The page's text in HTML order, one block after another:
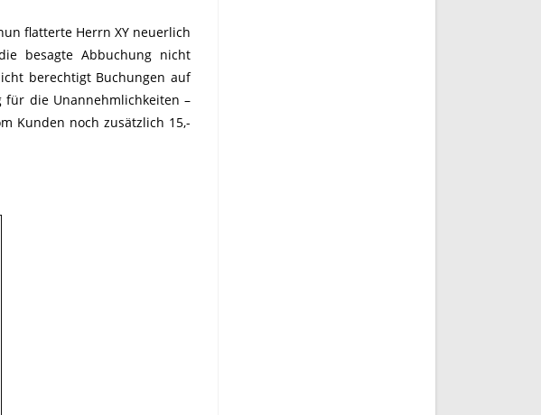
flatterte Herrn XY neuerlich
besagte Abbuchung nicht
berechtigt Buchungen auf
die Unannehmlichkeiten –
Kunden noch zusätzlich 15,-